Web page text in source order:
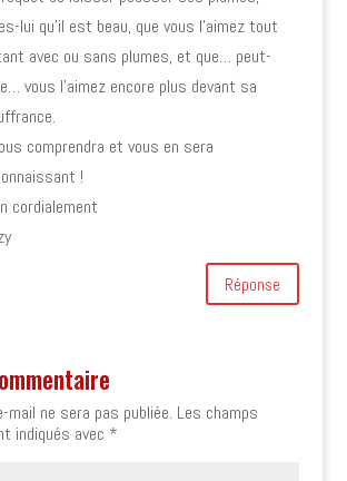
lui qu’il est beau, que vous l’aimez tout
avec ou sans plumes, et que… peut-
vous l’aimez encore plus devant sa
comprendra et vous en sera
!
cordialement
Réponse
ne sera pas publiée. Les champs
indiqués avec *